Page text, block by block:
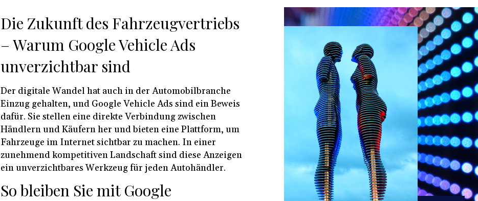
Die Zukunft des Fahrzeugvertriebs
– Warum Google Vehicle Ads
unverzichtbar sind
Der digitale Wandel hat auch in der Automobilbranche
Einzug gehalten, und Google Vehicle Ads sind ein Beweis
dafür. Sie stellen eine direkte Verbindung zwischen
Händlern und Käufern her und bieten eine Plattform, um
Fahrzeuge im Internet sichtbar zu machen. In einer
zunehmend kompetitiven Landschaft sind diese Anzeigen
ein unverzichtbares Werkzeug für jeden Autohändler.
So bleiben Sie mit Google